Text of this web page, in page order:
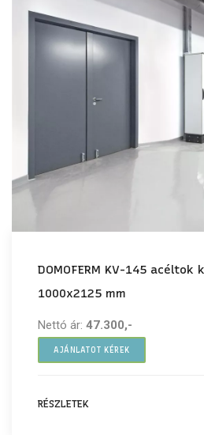
DOMOFERM KV-145
1000x2125 mm
Nettó ár: 47.300,-
AJÁNLATOT KÉREK
RÉSZLETEK